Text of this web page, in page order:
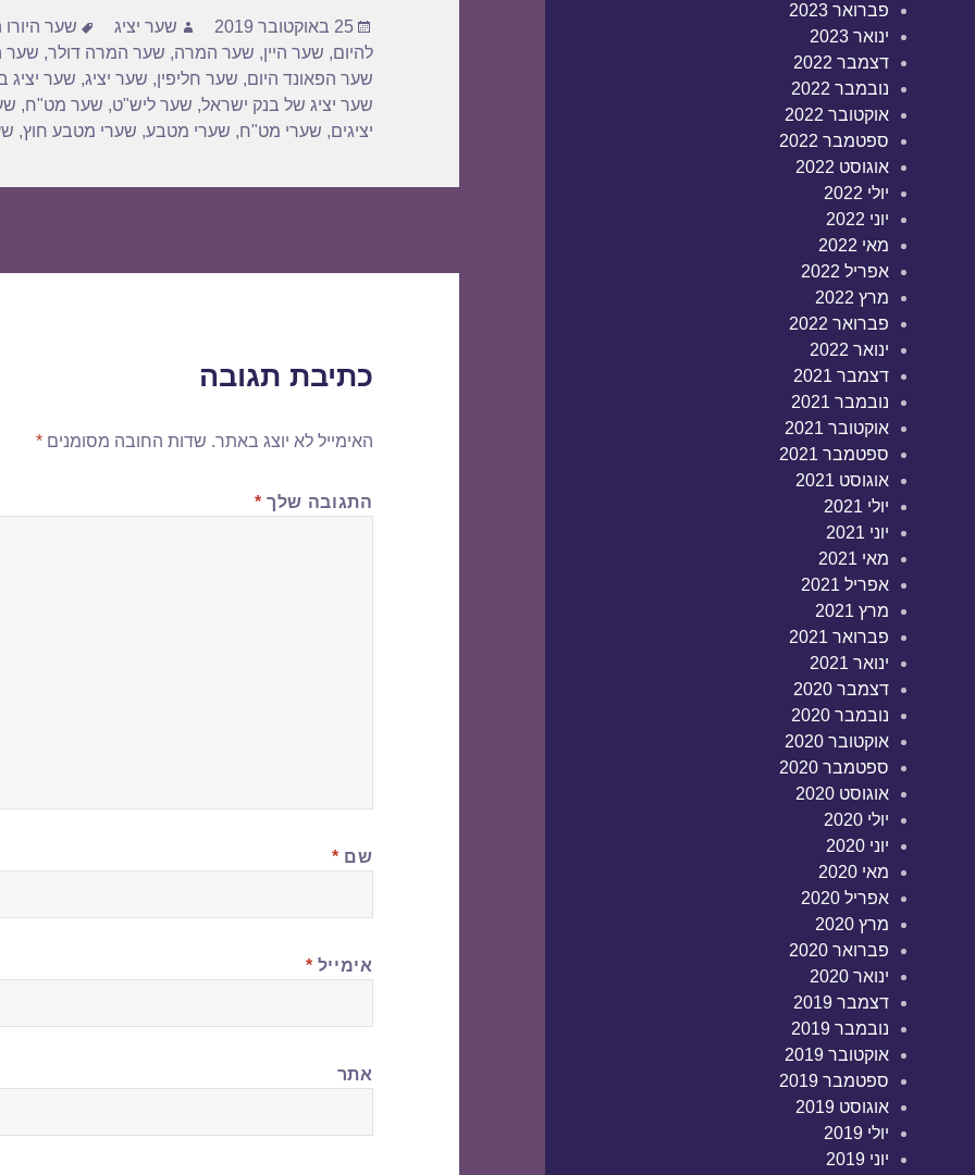
פברואר 2023
ינואר 2023
דצמבר 2022
נובמבר 2022
אוקטובר 2022
ספטמבר 2022
אוגוסט 2022
יולי 2022
יוני 2022
מאי 2022
אפריל 2022
מרץ 2022
פברואר 2022
ינואר 2022
דצמבר 2021
נובמבר 2021
אוקטובר 2021
ספטמבר 2021
אוגוסט 2021
יולי 2021
יוני 2021
מאי 2021
אפריל 2021
מרץ 2021
פברואר 2021
ינואר 2021
דצמבר 2020
נובמבר 2020
אוקטובר 2020
ספטמבר 2020
אוגוסט 2020
יולי 2020
יוני 2020
מאי 2020
אפריל 2020
מרץ 2020
פברואר 2020
ינואר 2020
דצמבר 2019
נובמבר 2019
אוקטובר 2019
ספטמבר 2019
אוגוסט 2019
יולי 2019
יוני 2019
פורסם
בתאריך
25 באוקטובר 2019 מחבר
שער יציג תגיות
שער היורו
להיום, שער היין, שער המרה, שער המרה דולר, שער
שער הפאונד היום, שער חליפין, שער יציג, שער יציג
שער יציג של בנק ישראל, שער ליש"ט, שער מט"ח,
יציגים, שערי מט"ח, שערי מטבע, שערי מטבע חוץ,
כתיבת תגובה
האימייל לא יוצג באתר. שדות החובה מסומנים*
התגובה שלך *
שם *
אימייל *
אתר